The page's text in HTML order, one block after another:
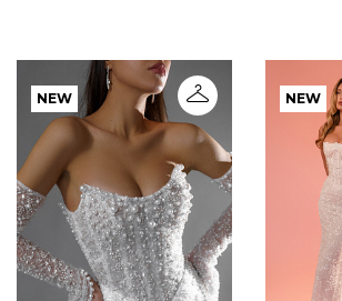
NEW NEW